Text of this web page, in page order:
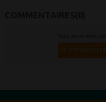
SE CONNECTER